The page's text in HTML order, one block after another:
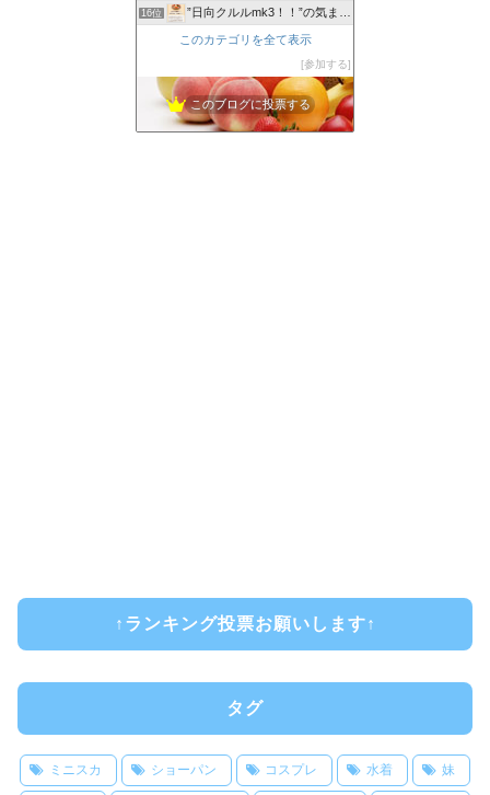
16位 ”日向クルルmk3！！”の気まぐれブログ。
このカテゴリを全て表示
参加する
このブログに投票する
↑ランキング投票お願いします↑
タグ
ミニスカ ショーパン コスプレ 水着 妹